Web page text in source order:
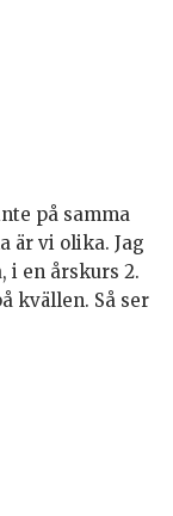
på samma
är vi olika. Jag
i en årskurs 2.
kvällen. Så ser